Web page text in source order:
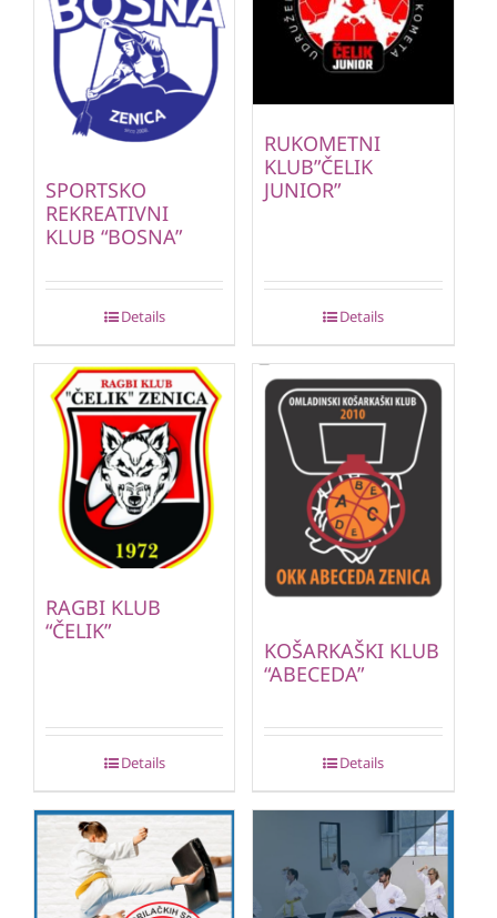
SPORTSKO
REKREATIVNI
KLUB “BOSNA”
Details
RUKOMETNI
KLUB”ČELIK
JUNIOR”
Details
RAGBI KLUB
“ČELIK”
Details
KOŠARKAŠKI KLUB
“ABECEDA”
Details